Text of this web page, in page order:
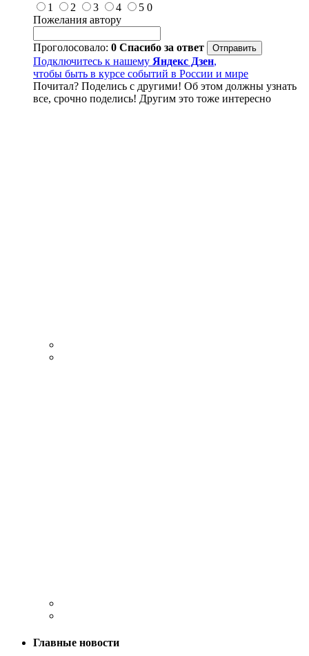
1
2 3 4 5 0
Пожелания автору
Проголосовало: 0 Спасибо за ответ
Подключитесь к нашему Яндекс Дзен,
чтобы быть в курсе событий в России и мире
Почитал? Поделись с другими! Об этом должны узнать
все, срочно поделись! Другим это тоже интересно
Главные новости